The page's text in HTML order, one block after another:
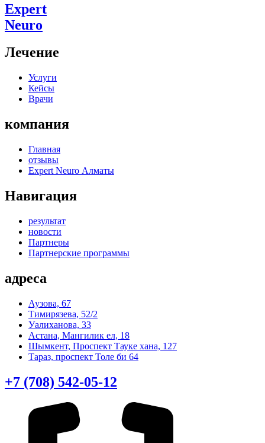
Expert
Neuro
Лечение
Услуги
Кейсы
Врачи
компания
Главная
отзывы
Expert Neuro Алматы
Навигация
результат
новости
Партнеры
Партнерские программы
адреса
Аузова, 67
Тимирязева, 52/2
Уалиханова, 33
Астана, Мангилик ел, 18
Шымкент, Проспект Тауке хана, 127
Тараз, проспект Толе би 64
+7 (708) 542-05-12